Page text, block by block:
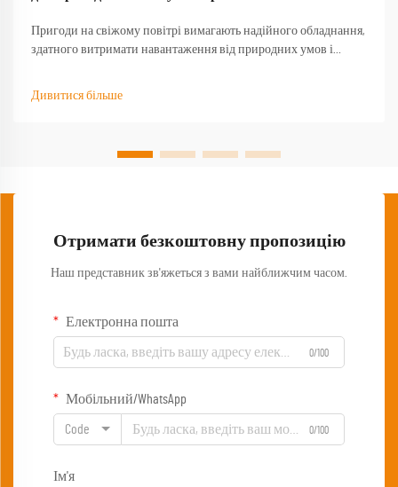
Пригоди на свіжому повітрі вимагають надійного обладнання,
здатного витримати навантаження від природних умов і
успішного досвіду на природі, перетворюючи базовий
Дивитися більше
Отримати безкоштовну пропозицію
Наш представник зв'яжеться з вами найближчим часом.
Електронна пошта
0/100
Мобільний/WhatsApp
Code 0/100
Ім'я